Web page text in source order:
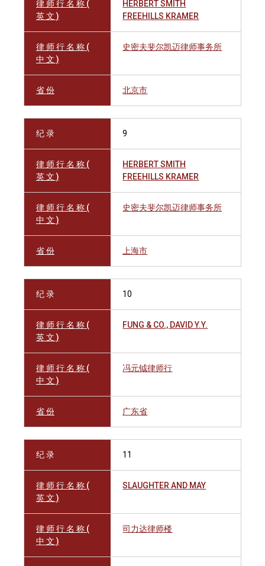
律 师 行 名 称 (
英 文 )
HERBERT SMITH
FREEHILLS KRAMER
律 师 行 名 称 (
中 文 )
史密夫斐尔凯迈律师事务所
省 份 北京市
纪 录 9
律 师 行 名 称 (
英 文 )
HERBERT SMITH
FREEHILLS KRAMER
律 师 行 名 称 (
中 文 )
史密夫斐尔凯迈律师事务所
省 份 上海市
纪 录 10
律 师 行 名 称 (
英 文 )
FUNG & CO., DAVID Y.Y.
律 师 行 名 称 (
中 文 )
冯元钺律师行
省 份 广东省
纪 录 11
律 师 行 名 称 (
英 文 )
SLAUGHTER AND MAY
律 师 行 名 称 (
中 文 )
司力达律师楼